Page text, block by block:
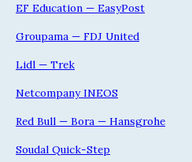
EF Education — EasyPost
Groupama — FDJ United
Lidl — Trek
Netcompany INEOS
Red Bull — Bora — Hansgrohe
Soudal Quick-Step